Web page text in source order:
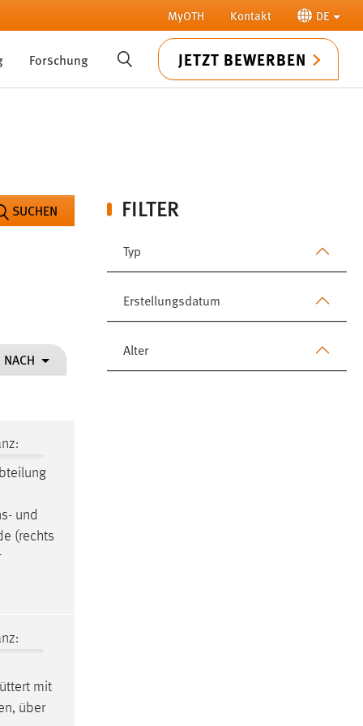
MyOTH Kontakt DE
Forschung SUCHE JETZT BEWERBEN
FILTER
Typ
Erstellungsdatum
Alter
SUCHEN
NACH
und
(rechts
mit
über